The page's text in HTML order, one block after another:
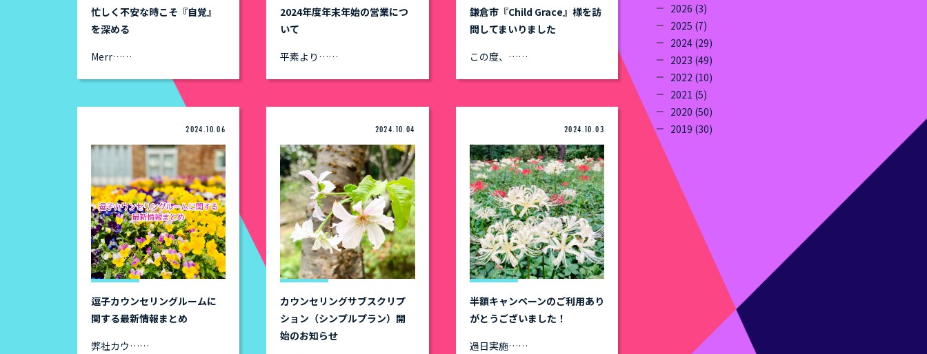
忙しく不安な時こそ『自覚』
を深める
Merr……
2024年度年末年始の営業につ
いて
平素より……
鎌倉市『Child Grace』様を訪
問してまいりました
この度、……
2024.10.06
逗子カウンセリングルームに
関する最新情報まとめ
弊社カウ……
2024.10.04
カウンセリングサブスクリプ
ション（シンプルプラン）開
始のお知らせ
2024.10.03
半額キャンペーンのご利用あり
がとうございました！
過日実施……
2026 (3)
2025 (7)
2024 (29)
2023 (49)
2022 (10)
2021 (5)
2020 (50)
2019 (30)